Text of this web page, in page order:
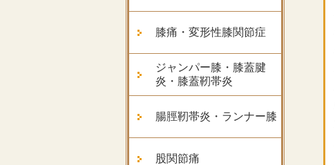
膝痛・変形性膝関節症
ジャンパー膝・膝蓋腱
炎・膝蓋靭帯炎
腸脛靭帯炎・ランナー膝
股関節痛